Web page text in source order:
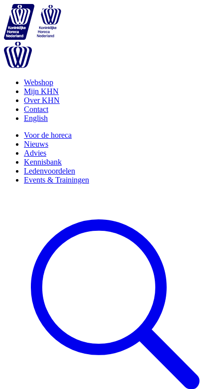
Webshop
Mijn KHN
Over KHN
Contact
English
Voor de horeca
Nieuws
Advies
Kennisbank
Ledenvoordelen
Events & Trainingen